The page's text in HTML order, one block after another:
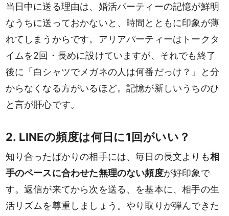
当日中に送る理由は、婚活パーティーの記憶が鮮明
なうちに送っておかないと、時間とともに印象が薄
れてしまうからです。アリアパーティーはトークタ
イムを2回・長めに設けていますが、それでも終了
後に「白シャツでメガネの人は何番だっけ？」と分
からなくなる方がいるほど。記憶が新しいうちのひ
と言が肝心です。
2. LINEの頻度は何日に1回がいい？
知り合ったばかりの相手には、毎日の長文よりも相
手のペースに合わせた無理のない頻度が好印象で
す。返信が来てから次を送る、を基本に、相手の生
活リズムを尊重しましょう。やり取りが弾んできた